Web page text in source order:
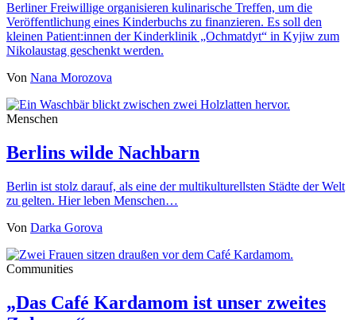
Berliner Freiwillige organisieren kulinarische Treffen, um die
Veröffentlichung eines Kinderbuchs zu finanzieren. Es soll den
kleinen Patient:innen der Kinderklinik „Ochmatdyt“ in Kyjiw zum
Nikolaustag geschenkt werden.
Von Nana Morozova
Menschen
Berlins wilde Nachbarn
Berlin ist stolz darauf, als eine der multikulturellsten Städte der Welt
zu gelten. Hier leben Menschen…
Von Darka Gorova
Communities
„Das Café Kardamom ist unser zweites